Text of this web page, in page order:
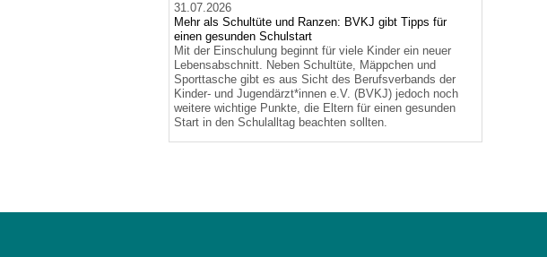
31.07.2026
Mehr als Schultüte und Ranzen: BVKJ gibt Tipps für
einen gesunden Schulstart
Mit der Einschulung beginnt für viele Kinder ein neuer
Lebensabschnitt. Neben Schultüte, Mäppchen und
Sporttasche gibt es aus Sicht des Berufsverbands der
Kinder- und Jugendärzt*innen e.V. (BVKJ) jedoch noch
weitere wichtige Punkte, die Eltern für einen gesunden
Start in den Schulalltag beachten sollten.